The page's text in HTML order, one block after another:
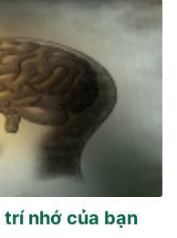
trí nhớ của bạn